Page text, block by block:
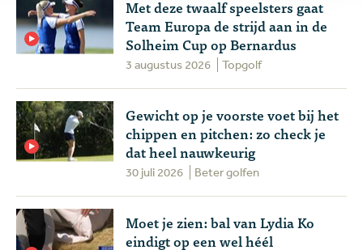
Met deze twaalf speelsters gaat
Team Europa de strijd aan in de
Solheim Cup op Bernardus
3 augustus 2026 Topgolf
Gewicht op je voorste voet bij het
chippen en pitchen: zo check je
dat heel nauwkeurig
30 juli 2026 Beter golfen
Moet je zien: bal van Lydia Ko
eindigt op een wel héél